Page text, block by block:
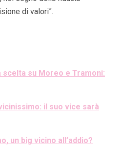
di valori”.
scelta su Moreo e Tramoni:
il suo vice sarà
un big vicino all’addio?